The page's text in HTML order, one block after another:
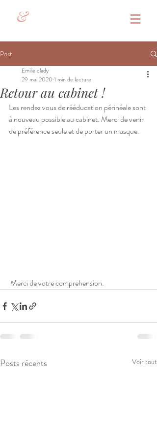
&
Post
Retour au cabinet !
Emilie clady
29 mai 2020 1 min de lecture
Les rendez vous de rééducation périnéale sont
à nouveau possible au cabinet. Merci de venir
de préférence seule et de porter un masque.
Merci de votre comprehension.
Posts récents Voir tout